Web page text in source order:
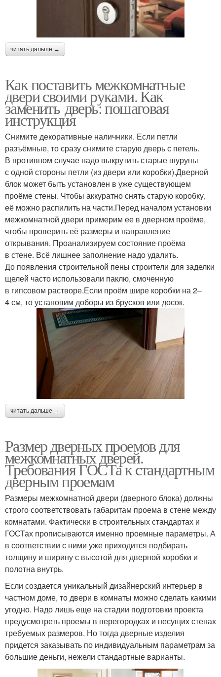
читать дальше →
Как поставить межкомнатные
двери своими руками. Как
заменить дверь: пошаговая
инструкция
Снимите декоративные наличники. Если петли
разъёмные, то сразу снимите старую дверь с петель.
В противном случае надо выкрутить старые шурупы
с одной стороны петли (из двери или коробки).Дверной
блок может быть установлен в уже существующем
проёме стены. Чтобы аккуратно снять старую коробку,
её можно распилить на части.Перед началом установки
межкомнатной двери примерим ее в дверном проёме,
чтобы проверить её размеры и направление
открывания. Проанализируем состояние проёма
в стене. Всё лишнее заполнение надо удалить.
До появления строительной пены строители для заделки
щелей часто использовали паклю, смоченную
в гипсовом растворе.Если проём шире коробки на 2–
4 см, то установим доборы из брусков или досок.
читать дальше →
Размер дверных проемов для
межкомнатных дверей.
Требования ГОСТа к стандартным
дверным проемам
Размеры межкомнатной двери (дверного блока) должны
строго соответствовать габаритам проема в стене между
комнатами. Фактически в строительных стандартах и
ГОСТах прописываются именно проемные параметры. А
в соответствии с ними уже приходится подбирать
толщину и ширину с высотой для дверной коробки и
полотна внутрь.
Если создается уникальный дизайнерский интерьер в
частном доме, то двери в комнаты можно сделать какими
угодно. Надо лишь еще на стадии подготовки проекта
предусмотреть проемы в перегородках и несущих стенах
требуемых размеров. Но тогда дверные изделия
придется заказывать по индивидуальным параметрам за
большие деньги, нежели стандартные варианты.